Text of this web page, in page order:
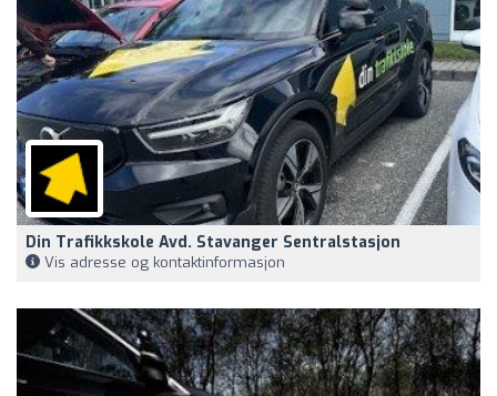
Din Trafikkskole Avd. Stavanger Sentralstasjon
Vis adresse og kontaktinformasjon